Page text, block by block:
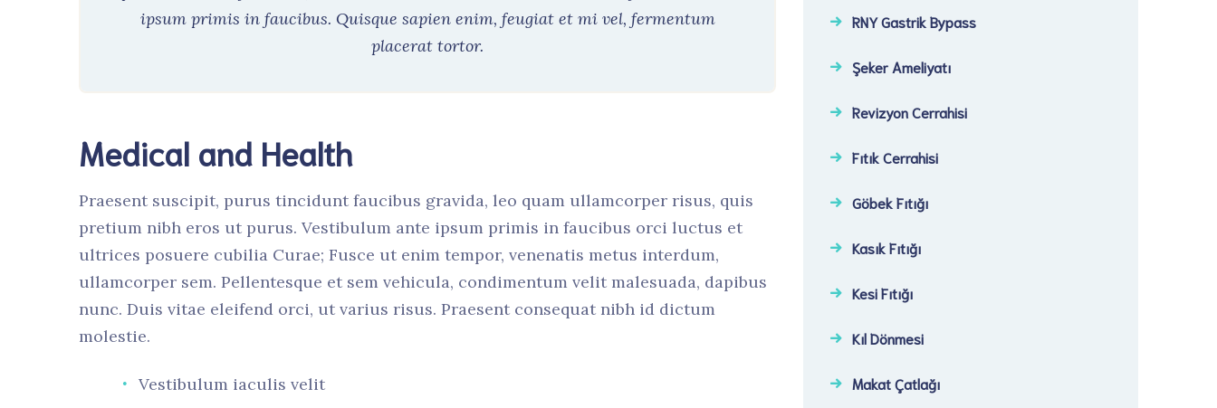
ipsum primis in faucibus. Quisque sapien enim, feugiat et mi vel, fermentum
placerat tortor.
Medical and Health
Praesent suscipit, purus tincidunt faucibus gravida, leo quam ullamcorper risus, quis
pretium nibh eros ut purus. Vestibulum ante ipsum primis in faucibus orci luctus et
ultrices posuere cubilia Curae; Fusce ut enim tempor, venenatis metus interdum,
ullamcorper sem. Pellentesque et sem vehicula, condimentum velit malesuada, dapibus
nunc. Duis vitae eleifend orci, ut varius risus. Praesent consequat nibh id dictum
molestie.
Vestibulum iaculis velit
RNY Gastrik Bypass
Şeker Ameliyatı​
Revizyon Cerrahisi​
Fıtık Cerrahisi​
Göbek Fıtığı​
Kasık Fıtığı​
Kesi Fıtığı​
Kıl Dönmesi
Makat Çatlağı